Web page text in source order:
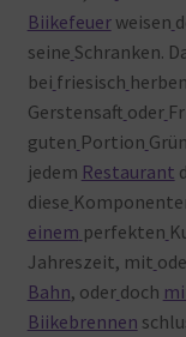
Biikefeuerweisen
seine Schranken.
bei friesisch herben
Gerstensaft oder
guten Portion
jedem Restaurant
diese
einem perfekten
Jahreszeit, mit
Bahn, oder doch
Biikebrennen